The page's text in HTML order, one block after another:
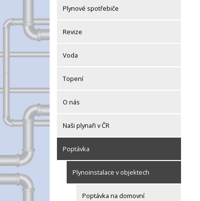
Plynové spotřebiče
Revize
Voda
Topení
O nás
Naši plynaři v ČR
Poptávka
Plynoinstalace v objektech
Poptávka na domovní